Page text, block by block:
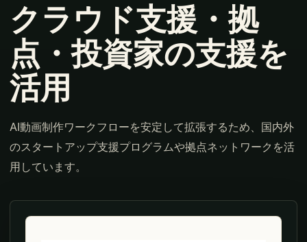
クラウド支援・拠
点・投資家の支援を
活用
AI動画制作ワークフローを安定して拡張するため、国内外
のスタートアップ支援プログラムや拠点ネットワークを活
用しています。